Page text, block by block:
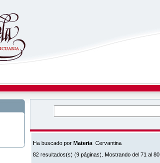
Ha buscado por Materia: Cervantina
82 resultados(s) (9 páginas). Mostrando del 71 al 80